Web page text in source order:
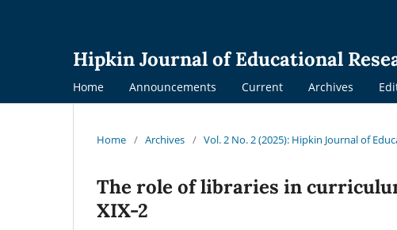
Hipkin Journal of Educational
Home Announcements Current Archives
Home / Archives / Vol. 2 No. 2 (2025): Hipkin Journal of
The role of libraries in
XIX-2